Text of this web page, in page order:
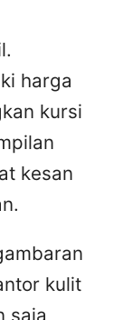
harga
kursi
kesan
kulit
saja